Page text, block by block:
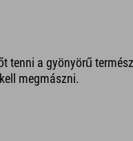
tenni a gyönyörű
megmászni.